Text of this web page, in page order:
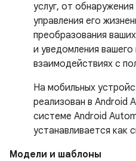
услуг, от
управления его
преобразования
и уведомления
взаимодействиях с
На мобильных
реализован в Android
системе Android
устанавливается как
Модели и шаблоны